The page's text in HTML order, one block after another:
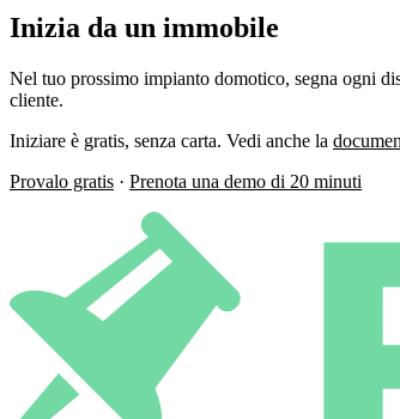
Inizia da un immobile
Nel tuo prossimo impianto domotico, segna ogni
cliente.
Iniziare è gratis, senza carta. Vedi anche la
Provalo gratis · Prenota una demo di 20 minuti